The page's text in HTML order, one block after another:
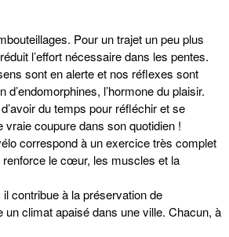
Pour un trajet un peu plus
l’effort nécessaire dans les pentes.
sont en alerte et nos réflexes sont
l’hormone du plaisir.
du temps pour réfléchir et se
vraie coupure dans son quotidien !
correspond à un exercice très complet
renforce le cœur, les muscles et la
contribue à la préservation de
un climat apaisé dans une ville. Chacun, à